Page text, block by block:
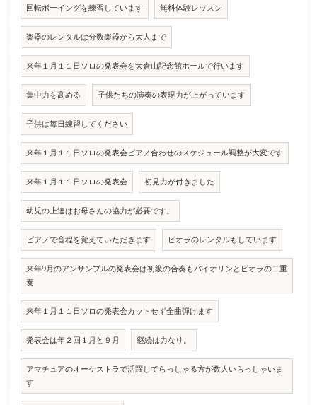
回転ボーイングを練習しています 無料体験レッスン
楽器のレンタルは分数楽器から大人まで
来年１月１１日ソロの発表会を大倉山記念館ホールで行います
集中力を高める 子供たちの演奏の表現力が上がっています
子供は毎日練習してください
来年１月１１日ソロの発表会ピアノ合わせのスケジュール調整が大変です
来年１月１１日ソロの発表会 初見力が付きました
幼児の上達はお母さんの協力が必要です。
ピアノで音程を覚えていただきます ビオラのレンタルもしています
来年9月のアンサンブルの発表会は初級の合奏もバイオリンとビオラの二重
奏
来年１月１１日ソロの発表会カットせず全曲弾けます
発表会は年２回１月と９月 継続は力なり。
アマチュアのオーケストラで活躍してらっしゃる方が数人いらっしゃいま
す